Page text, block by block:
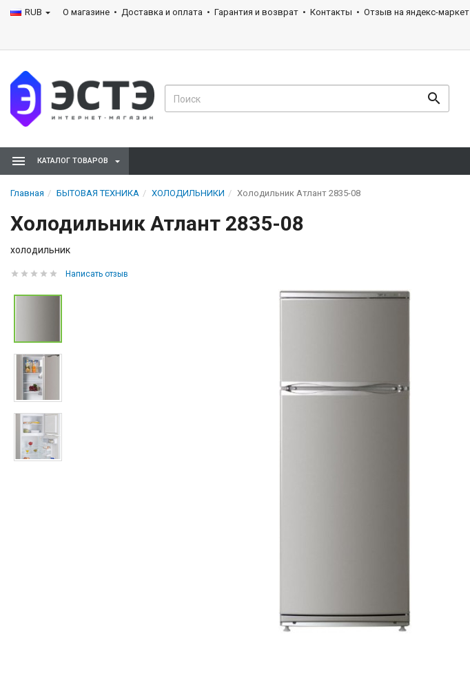
RUB О магазине Доставка и оплата Гарантия и возврат Контакты Отзыв на яндекс-маркет
КАТАЛОГ ТОВАРОВ
Главная БЫТОВАЯ ТЕХНИКА ХОЛОДИЛЬНИКИ Холодильник Атлант 2835-08
Холодильник Атлант 2835-08
холодильник
Написать отзыв